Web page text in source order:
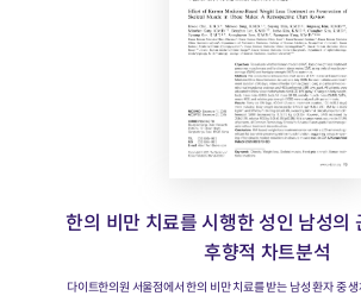
한의 비만 치료를 시행한 성인 남성의
후향적 차트분석
다이트한의원 서울점에서 한의 비만 치료를 받는 남성 환자 중